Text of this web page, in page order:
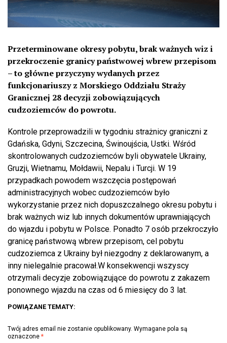
Przeterminowane okresy pobytu, brak ważnych wiz i
przekroczenie granicy państwowej wbrew przepisom
– to główne przyczyny wydanych przez
funkcjonariuszy z Morskiego Oddziału Straży
Granicznej 28 decyzji zobowiązujących
cudzoziemców do powrotu.
Kontrole przeprowadzili w tygodniu strażnicy graniczni z
Gdańska, Gdyni, Szczecina, Świnoujścia, Ustki. Wśród
skontrolowanych cudzoziemców byli obywatele Ukrainy,
Gruzji, Wietnamu, Mołdawii, Nepalu i Turcji. W 19
przypadkach powodem wszczęcia postępowań
administracyjnych wobec cudzoziemców było
wykorzystanie przez nich dopuszczalnego okresu pobytu i
brak ważnych wiz lub innych dokumentów uprawniających
do wjazdu i pobytu w Polsce. Ponadto 7 osób przekroczyło
granicę państwową wbrew przepisom, cel pobytu
cudzoziemca z Ukrainy był niezgodny z deklarowanym, a
inny nielegalnie pracował.W konsekwencji wszyscy
otrzymali decyzje zobowiązujące do powrotu z zakazem
ponownego wjazdu na czas od 6 miesięcy do 3 lat.
POWIĄZANE TEMATY:
Twój adres email nie zostanie opublikowany. Wymagane pola są
oznaczone *